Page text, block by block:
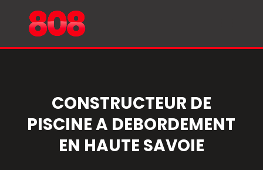
CONSTRUCTEUR DE
PISCINE A DEBORDEMENT
EN HAUTE SAVOIE